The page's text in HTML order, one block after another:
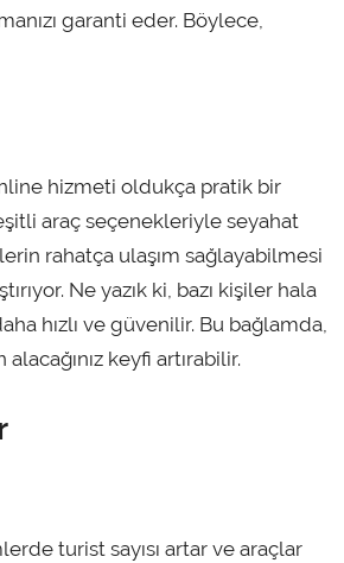
garanti eder. Böylece,
hizmeti oldukça pratik bir
araç seçenekleriyle seyahat
rahatça ulaşım sağlayabilmesi
Ne yazık ki, bazı kişiler hala
hızlı ve güvenilir. Bu bağlamda,
keyfi artırabilir.
turist sayısı artar ve araçlar